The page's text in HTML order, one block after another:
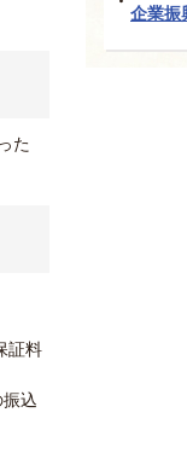
た
証料
込
企業振